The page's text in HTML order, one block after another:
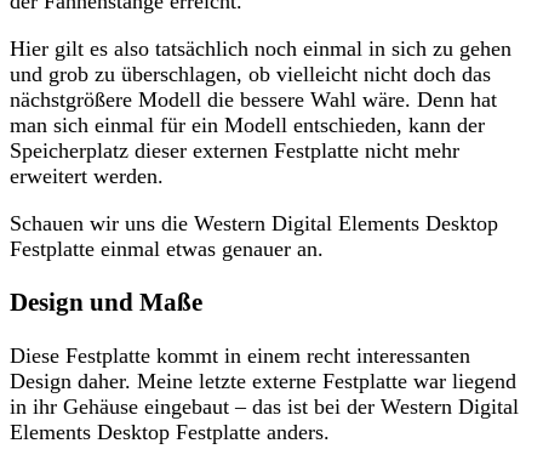
Hier gilt es also tatsächlich noch einmal in sich zu gehen
und grob zu überschlagen, ob vielleicht nicht doch das
nächstgrößere Modell die bessere Wahl wäre. Denn hat
man sich einmal für ein Modell entschieden, kann der
Speicherplatz dieser externen Festplatte nicht mehr
erweitert werden.
Schauen wir uns die Western Digital Elements Desktop
Festplatte einmal etwas genauer an.
Design und Maße
Diese Festplatte kommt in einem recht interessanten
Design daher. Meine letzte externe Festplatte war liegend
in ihr Gehäuse eingebaut – das ist bei der Western Digital
Elements Desktop Festplatte anders.